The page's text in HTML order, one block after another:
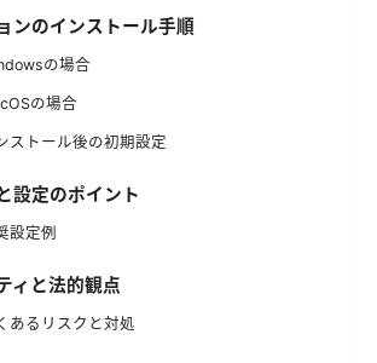
ンのインストール手順
の場合
の場合
ストール後の初期設定
設定のポイント
設定例
ィと法的観点
あるリスクと対処